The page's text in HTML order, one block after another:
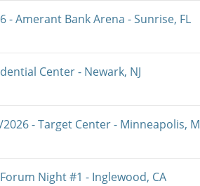
- Amerant Bank Arena - Sunrise, FL
Center - Newark, NJ
- Target Center - Minneapolis,
Night #1 - Inglewood, CA